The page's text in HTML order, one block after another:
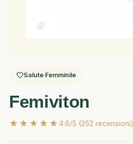
Salute Femminile
Femiviton
★★★★★4.6/5 (252 recensioni)